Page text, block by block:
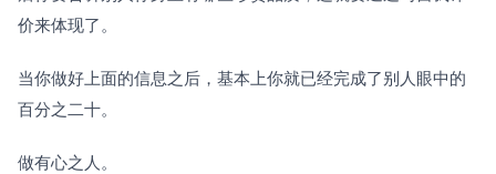
价来体现了。
当你做好上面的信息之后，基本上你就已经完成了别人眼中的
百分之二十。
做有心之人。